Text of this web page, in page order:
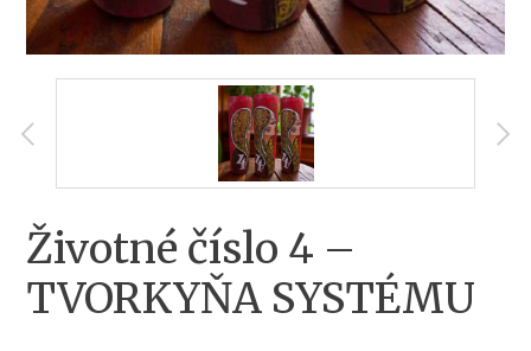
Životné číslo 4 –
TVORKYŇA SYSTÉMU